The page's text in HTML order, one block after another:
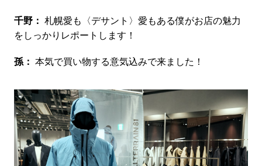
千野： 札幌愛も〈デサント〉愛もある僕がお店の魅力
をしっかりレポートします！
孫： 本気で買い物する意気込みで来ました！